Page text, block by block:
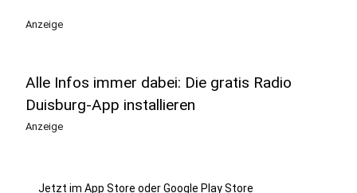
Anzeige
Alle Infos immer dabei: Die gratis Radio
Duisburg-App installieren
Anzeige
Jetzt im App Store oder Google Play Store